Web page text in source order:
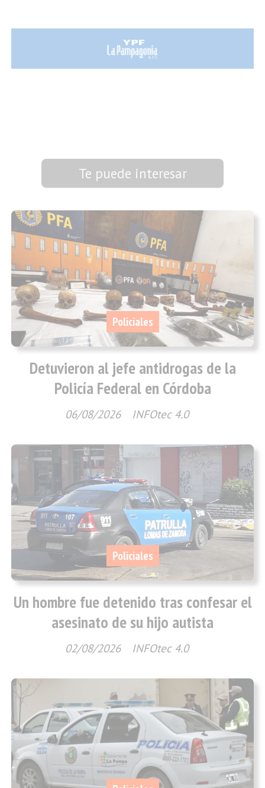
Te puede interesar
Detuvieron al jefe antidrogas de la
Policía Federal en Córdoba
INFOtec 4.0
Policiales
06/08/2026
Un hombre fue detenido tras confesar el
asesinato de su hijo autista
INFOtec 4.0
Policiales
02/08/2026